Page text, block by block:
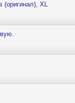
(оригинал), XL